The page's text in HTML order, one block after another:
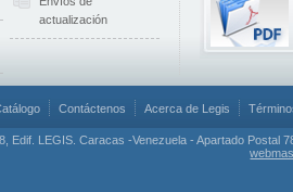
actualización
Contáctenos Acerca de Legis
Edif. LEGIS. Caracas -Venezuela - Apartado